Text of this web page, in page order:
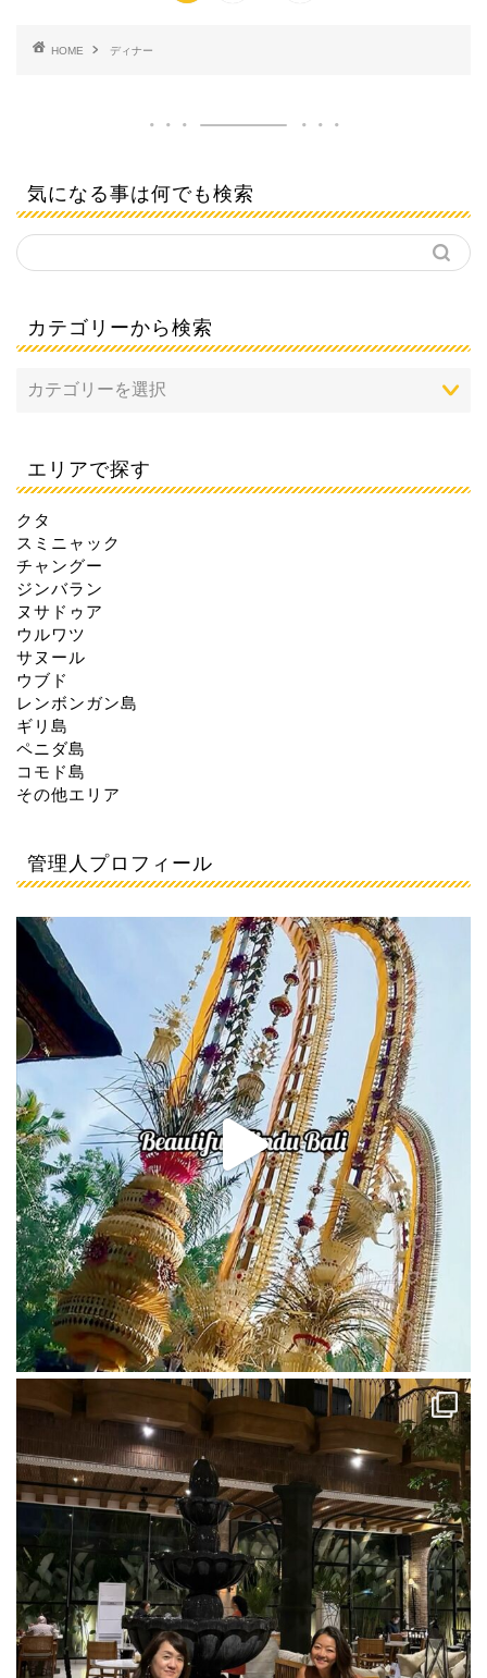
HOME ディナー
気になる事は何でも検索
カテゴリーから検索
エリアで探す
クタ
スミニャック
チャングー
ジンバラン
ヌサドゥア
ウルワツ
サヌール
ウブド
レンボンガン島
ギリ島
ペニダ島
コモド島
その他エリア
管理人プロフィール